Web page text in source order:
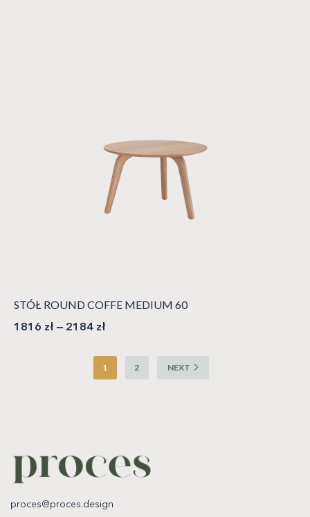
STÓŁ ROUND COFFE MEDIUM 60
1816 zł – 2184 zł
1 2 NEXT
proces@proces.design